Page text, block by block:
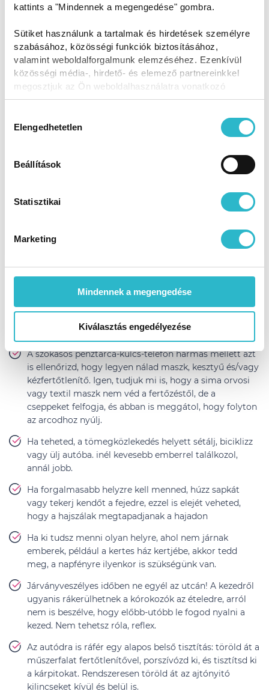
kattints a "Mindennek a megengedése" gombra.
Sütiket használunk a tartalmak és hirdetések személyre
szabásához, közösségi funkciók biztosításához,
valamint weboldalforgalmunk elemzéséhez. Ezenkívül
közösségi média-, hirdető- és elemező partnereinkkel
megosztjuk az Ön weboldalhasználatra vonatkozó
adatait, akik kombinálhatják az adatokat más olyan
Ön által használt más szolgáltatásokból gyűjtöttek.
kiválasztása
Elengedhetetlen
Beállítások
Statisztikai
Marketing
Mindennek a megengedése
Kiválasztás engedélyezése
IdealBody® Antioxidáns tabletta
60 db (49,8 Ft / tabletta)
Egy doboz, amivel szinte gyerekjáték a diéta! Az
IdealBody® Antioxidáns tabletta speciálisan az
lendületesebben bírd a diétát. Az Antioxidáns tabletta
egy citrus bioflavonoid, vitamin és szelén tartalmú
kifejlesztve, mely hozzájárul a sejtek oxidatív stresszel
Nulladik lépésként gondold át, hogy tényleg
öltözz át kinti ruhába.
A szokásos pénztárca-kulcs-telefon hármas mellett azt
is ellenőrizd, hogy legyen nálad maszk, kesztyű és/vagy
kézfertőtlenítő. Igen, tudjuk mi is, hogy a sima orvosi
vagy textil maszk nem véd a fertőzéstől, de a
cseppeket felfogja, és abban is meggátol, hogy folyton
az arcodhoz nyúlj.
Ha teheted, a tömegközlekedés helyett sétálj, biciklizz
vagy ülj autóba. inél kevesebb emberrel találkozol,
annál jobb.
Ha forgalmasabb helyzre kell menned, húzz sapkát
vagy tekerj kendőt a fejedre, ezzel is elejét veheted,
hogy a hajszálak megtapadjanak a hajadon
Ha ki tudsz menni olyan helyre, ahol nem járnak
emberek, például a kertes ház kertjébe, akkor tedd
meg, a napfényre ilyenkor is szükségünk van.
Járványveszélyes időben ne egyél az utcán! A kezedről
ugyanis rákerülhetnek a kórokozók az ételedre, arról
nem is beszélve, hogy előbb-utóbb le fogod nyalni a
kezed. Nem tehetsz róla, reflex.
Az autódra is ráfér egy alapos belső tisztítás: töröld át a
műszerfalat fertőtlenítővel, porszívózd ki, és tisztítsd ki
a kárpitokat. Rendszeresen töröld át az ajtónyitó
kilincseket kívül és belül is.